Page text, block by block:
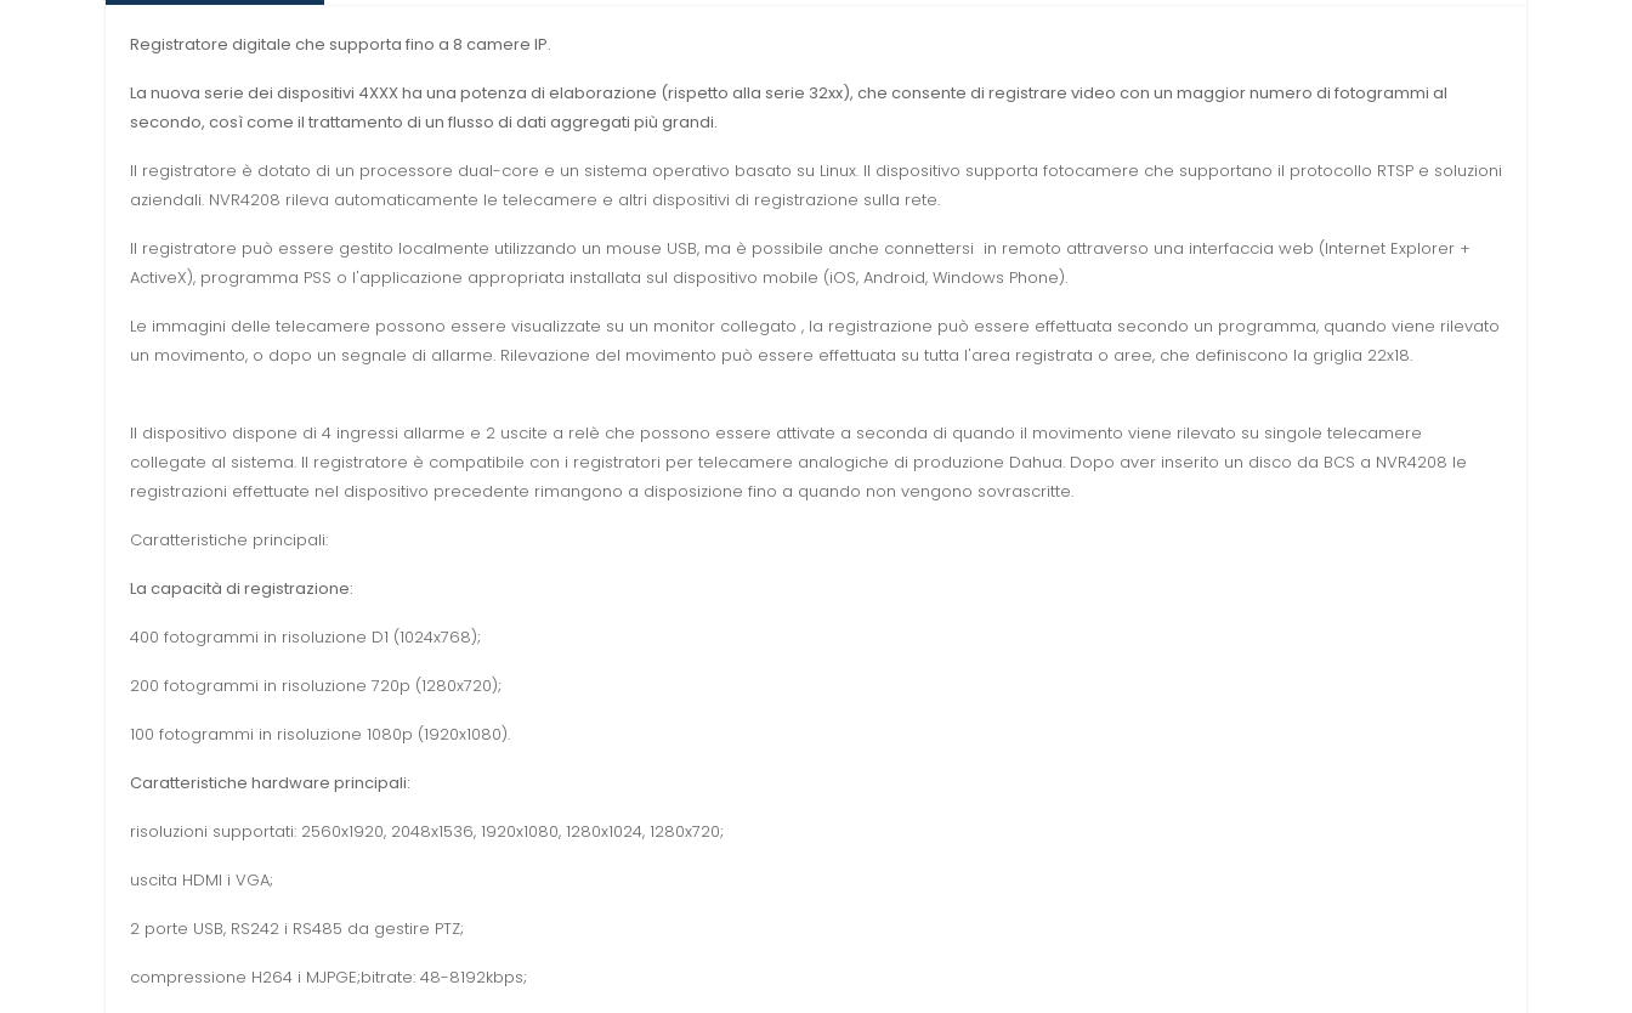
Registratore digitale che supporta fino a 8 camere IP.
La nuova serie dei dispositivi 4XXX ha una potenza di elaborazione (rispetto alla serie 32xx), che consente di registrare video con un maggior numero di fotogrammi al
secondo, così come il trattamento di un flusso di dati aggregati più grandi.
Il registratore è dotato di un processore dual-core e un sistema operativo basato su Linux. Il dispositivo supporta fotocamere che supportano il protocollo RTSP e soluzioni
aziendali. NVR4208 rileva automaticamente le telecamere e altri dispositivi di registrazione sulla rete.
Il registratore può essere gestito localmente utilizzando un mouse USB, ma è possibile anche connettersi in remoto attraverso una interfaccia web (Internet Explorer +
ActiveX), programma PSS o l'applicazione appropriata installata sul dispositivo mobile (iOS, Android, Windows Phone).
Le immagini delle telecamere possono essere visualizzate su un monitor collegato , la registrazione può essere effettuata secondo un programma, quando viene rilevato
un movimento, o dopo un segnale di allarme. Rilevazione del movimento può essere effettuata su tutta l'area registrata o aree, che definiscono la griglia 22x18.
Il dispositivo dispone di 4 ingressi allarme e 2 uscite a relè che possono essere attivate a seconda di quando il movimento viene rilevato su singole telecamere
collegate al sistema. Il registratore è compatibile con i registratori per telecamere analogiche di produzione Dahua. Dopo aver inserito un disco da BCS a NVR4208 le
registrazioni effettuate nel dispositivo precedente rimangono a disposizione fino a quando non vengono sovrascritte.
Caratteristiche principali:
La capacità di registrazione:
400 fotogrammi in risoluzione D1 (1024x768);
200 fotogrammi in risoluzione 720p (1280x720);
100 fotogrammi in risoluzione 1080p (1920x1080).
Caratteristiche hardware principali:
risoluzioni supportati: 2560x1920, 2048x1536, 1920x1080, 1280x1024, 1280x720;
uscita HDMI i VGA;
2 porte USB, RS242 i RS485 da gestire PTZ;
compressione H264 i MJPGE;bitrate: 48-8192kbps;